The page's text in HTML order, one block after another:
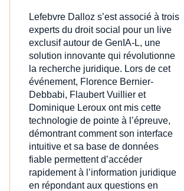
Lefebvre Dalloz s’est associé à trois
experts du droit social pour un live
exclusif autour de GenIA‑L, une
solution innovante qui révolutionne
la recherche juridique. Lors de cet
événement, Florence Bernier-
Debbabi, Flaubert Vuillier et
Dominique Leroux ont mis cette
technologie de pointe à l’épreuve,
démontrant comment son interface
intuitive et sa base de données
fiable permettent d’accéder
rapidement à l’information juridique
en répondant aux questions en